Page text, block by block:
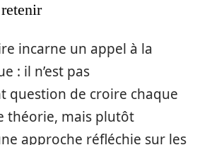
incarne un appel à la
: il n’est pas
question de croire chaque
théorie, mais plutôt
approche réfléchie sur les